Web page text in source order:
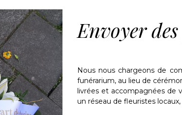
Envoyer
Nous nous chargeons de
funérarium, au lieu de
livrées et accompagnées de
un réseau de fleuristes